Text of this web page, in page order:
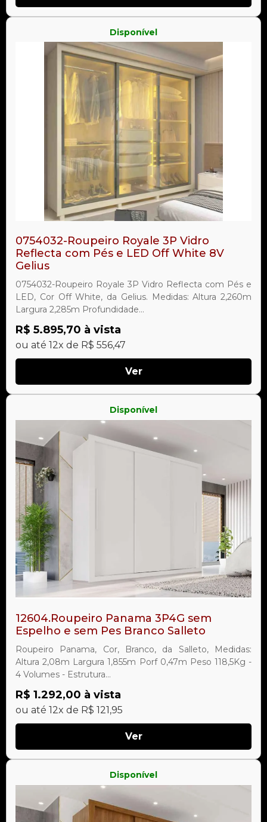
Disponível
0754032-Roupeiro Royale 3P Vidro
Reflecta com Pés e LED Off White 8V
Gelius
0754032-Roupeiro Royale 3P Vidro Reflecta com Pés e
LED, Cor Off White, da Gelius. Medidas: Altura 2,260m
Largura 2,285m Profundidade...
R$ 5.895,70 à vista
ou até 12x de R$ 556,47
Ver
Disponível
12604.Roupeiro Panama 3P4G sem
Espelho e sem Pes Branco Salleto
Roupeiro Panama, Cor, Branco, da Salleto, Medidas:
Altura 2,08m Largura 1,855m Porf 0,47m Peso 118,5Kg -
4 Volumes - Estrutura...
R$ 1.292,00 à vista
ou até 12x de R$ 121,95
Ver
Disponível